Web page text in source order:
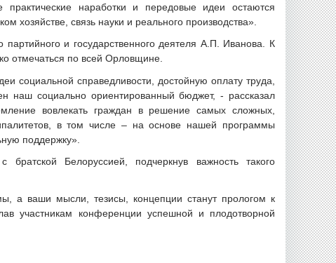
наработки и передовые идеи остаются
хозяйстве, связь науки и реального производства».
и государственного деятеля А.П. Иванова. К
отмечаться по всей Орловщине.
социальной справедливости, достойную оплату труда,
наш социально ориентированный бюджет, - рассказал
вовлекать граждан в решение самых сложных,
в том числе – на основе нашей программы
поддержку».
Белоруссией, подчеркнув важность такого
а ваши мысли, тезисы, концепции станут прологом к
участникам конференции успешной и плодотворной